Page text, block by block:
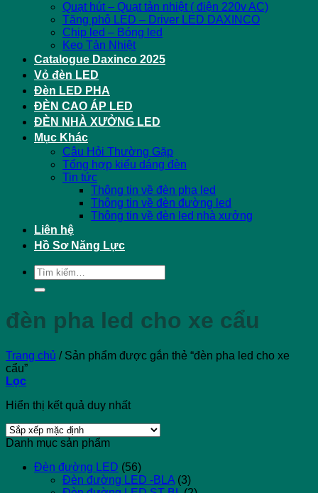
Quạt hút – Quạt tản nhiệt ( điện 220v AC)
Tăng phô LED – Driver LED DAXINCO
Chip led – Bóng led
Keo Tản Nhiệt
Catalogue Daxinco 2025
Vỏ đèn LED
Đèn LED PHA
ĐÈN CAO ÁP LED
ĐÈN NHÀ XƯỞNG LED
Mục Khác
Câu Hỏi Thường Gặp
Tổng hợp kiểu dáng đèn
Tin tức
Thông tin về đèn pha led
Thông tin về đèn đường led
Thông tin về đèn led nhà xưởng
Liên hệ
Hồ Sơ Năng Lực
Tìm
kiếm:
đèn pha led cho xe cẩu
Trang chủ /Sản phẩm được gắn thẻ “đèn pha led cho xe
cẩu”
Lọc
Hiển thị kết quả duy nhất
Danh mục sản phẩm
Đèn đường LED (56)
Đèn đường LED -BLA (3)